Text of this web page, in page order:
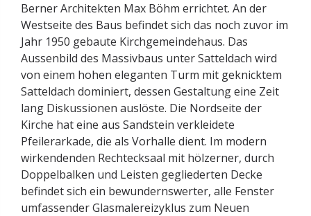
Berner Architekten Max Böhm errichtet. An der
Westseite des Baus befindet sich das noch zuvor im
Jahr 1950 gebaute Kirchgemeindehaus. Das
Aussenbild des Massivbaus unter Satteldach wird
von einem hohen eleganten Turm mit geknicktem
Satteldach dominiert, dessen Gestaltung eine Zeit
lang Diskussionen auslöste. Die Nordseite der
Kirche hat eine aus Sandstein verkleidete
Pfeilerarkade, die als Vorhalle dient. Im modern
wirkendenden Rechtecksaal mit hölzerner, durch
Doppelbalken und Leisten gegliederten Decke
befindet sich ein bewundernswerter, alle Fenster
umfassender Glasmalereizyklus zum Neuen